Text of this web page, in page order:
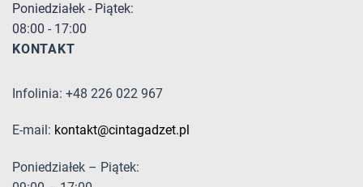
Poniedziałek - Piątek:
08:00 - 17:00
KONTAKT
Infolinia: +48 226 022 967
E-mail: kontakt@cintagadzet.pl
Poniedziałek – Piątek: